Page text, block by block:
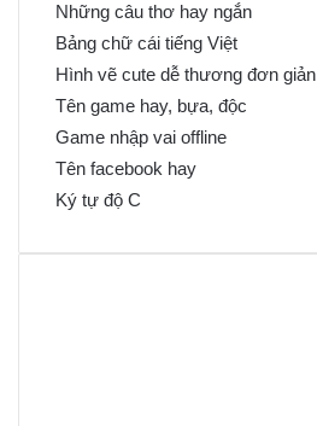
Những câu thơ hay ngắn
Bảng chữ cái tiếng Việt
Hình vẽ cute dễ thương đơn giản
Tên game hay, bựa, độc
Game nhập vai offline
Tên facebook hay
Ký tự độ C